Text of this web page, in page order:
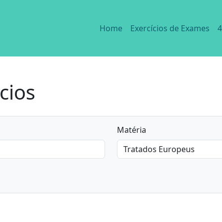
Home Exercícios de Exames
Matéria